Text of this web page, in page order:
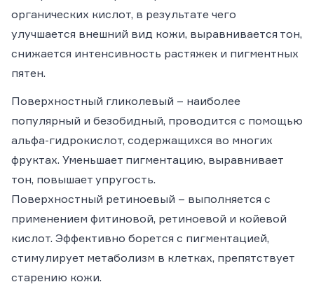
органических кислот, в результате чего
улучшается внешний вид кожи, выравнивается тон,
снижается интенсивность растяжек и пигментных
пятен.
Поверхностный гликолевый – наиболее
популярный и безобидный, проводится с помощью
альфа-гидрокислот, содержащихся во многих
фруктах. Уменьшает пигментацию, выравнивает
тон, повышает упругость.
Поверхностный ретиноевый – выполняется с
применением фитиновой, ретиноевой и койевой
кислот. Эффективно борется с пигментацией,
стимулирует метаболизм в клетках, препятствует
старению кожи.